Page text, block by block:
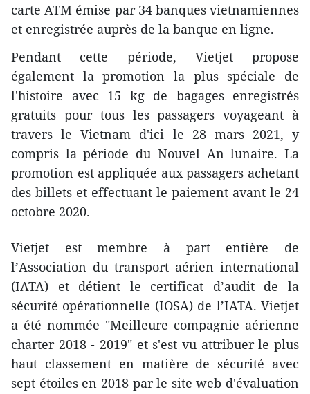
carte ATM émise par 34 banques vietnamiennes
et enregistrée auprès de la banque en ligne.
Pendant cette période, Vietjet propose
également la promotion la plus spéciale de
l'histoire avec 15 kg de bagages enregistrés
gratuits pour tous les passagers voyageant à
travers le Vietnam d'ici le 28 mars 2021, y
compris la période du Nouvel An lunaire. La
promotion est appliquée aux passagers achetant
des billets et effectuant le paiement avant le 24
octobre 2020.
Vietjet est membre à part entière de
l’Association du transport aérien international
(IATA) et détient le certificat d’audit de la
sécurité opérationnelle (IOSA) de l’IATA. Vietjet
a été nommée "Meilleure compagnie aérienne
charter 2018 - 2019" et s'est vu attribuer le plus
haut classement en matière de sécurité avec
sept étoiles en 2018 par le site web d'évaluation